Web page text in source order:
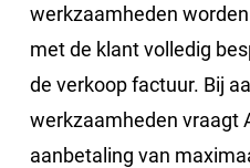
werkzaamheden
met de klant volledig
de verkoop factuur. Bij
werkzaamheden vraagt
aanbetaling van